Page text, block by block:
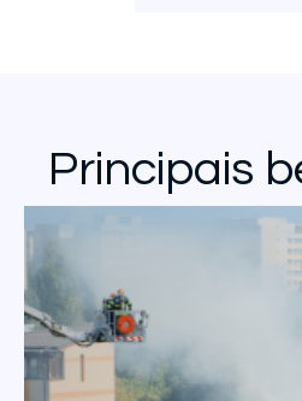
Principais